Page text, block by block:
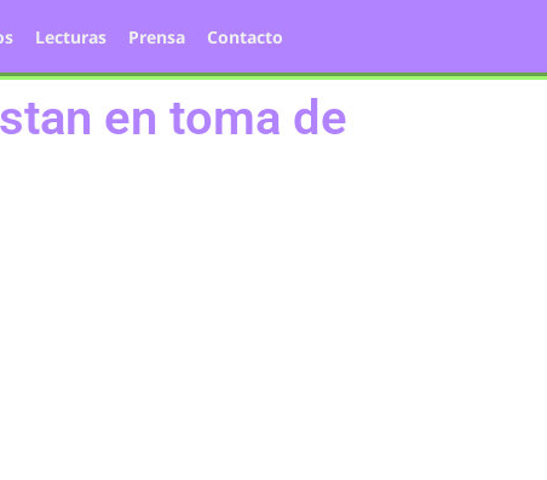
Lecturas Prensa Contacto
en toma de